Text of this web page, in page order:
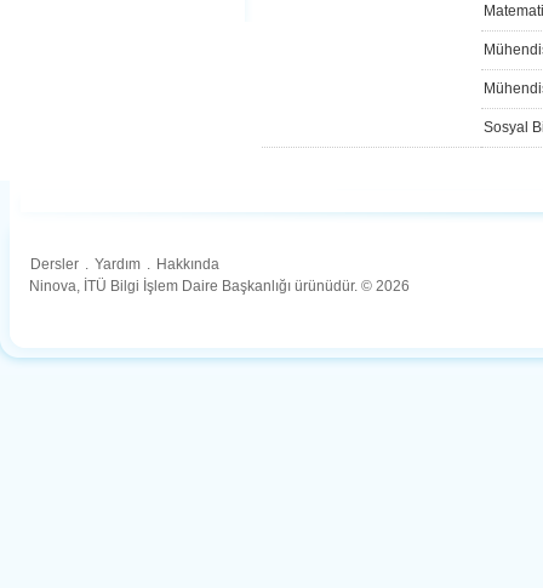
Sosyal
Dersler . Yardım . Hakkında
Ninova, İTÜ Bilgi İşlem Daire Başkanlığı ürünüdür. © 2026